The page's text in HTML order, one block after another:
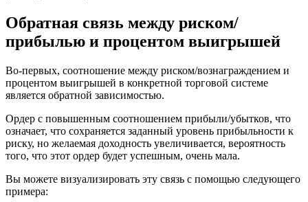
Обратная связь между риском/
прибылью и процентом выигрышей
Во-первых, соотношение между риском/вознаграждением и
процентом выигрышей в конкретной торговой системе
является обратной зависимостью.
Ордер с повышенным соотношением прибыли/убытков, что
означает, что сохраняется заданный уровень прибыльности к
риску, но желаемая доходность увеличивается, вероятность
того, что этот ордер будет успешным, очень мала.
Вы можете визуализировать эту связь с помощью следующего
примера: